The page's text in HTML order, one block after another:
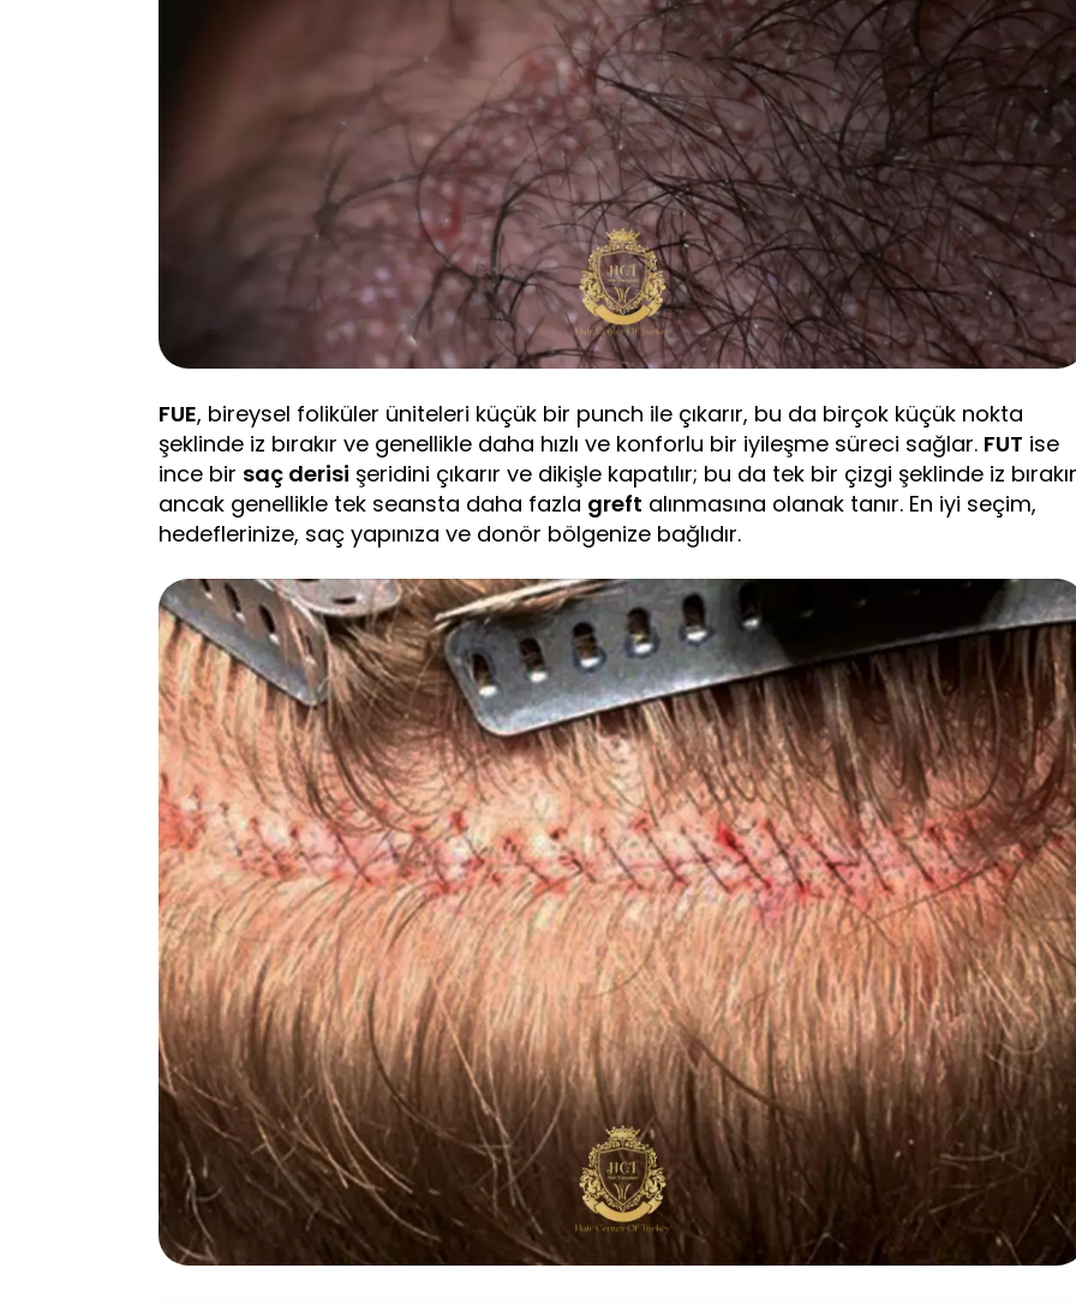
FUE, bireysel foliküler üniteleri küçük bir punch ile çıkarır, bu da birçok küçük nokta
şeklinde iz bırakır ve genellikle daha hızlı ve konforlu bir iyileşme süreci sağlar. FUT ise
ince bir saç derisi şeridini çıkarır ve dikişle kapatılır; bu da tek bir çizgi şeklinde iz bırakır
ancak genellikle tek seansta daha fazla greft alınmasına olanak tanır. En iyi seçim,
hedeflerinize, saç yapınıza ve donör bölgenize bağlıdır.